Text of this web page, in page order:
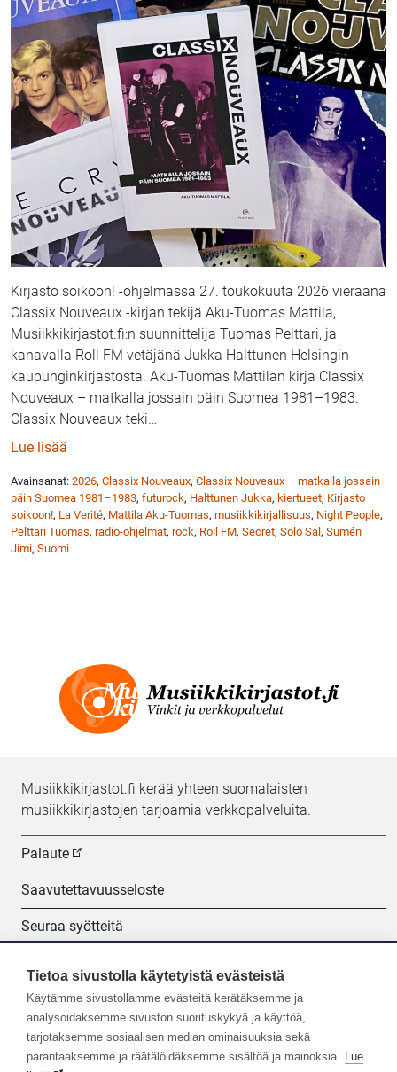
Kirjasto soikoon! -ohjelmassa 27. toukokuuta 2026 vieraana
Classix Nouveaux -kirjan tekijä Aku-Tuomas Mattila,
Musiikkikirjastot.fi:n suunnittelija Tuomas Pelttari, ja
kanavalla Roll FM vetäjänä Jukka Halttunen Helsingin
kaupunginkirjastosta. Aku-Tuomas Mattilan kirja Classix
Nouveaux – matkalla jossain päin Suomea 1981–1983.
Classix Nouveaux teki…
Lue lisää
Avainsanat: 2026, Classix Nouveaux, Classix Nouveaux – matkalla jossain
päin Suomea 1981–1983, futurock, Halttunen Jukka, kiertueet, Kirjasto
soikoon!, La Verité, Mattila Aku-Tuomas, musiikkikirjallisuus, Night People,
Pelttari Tuomas, radio-ohjelmat, rock, Roll FM, Secret, Solo Sal , Sumén
Jimi, Suomi
Musiikkikirjastot.fi kerää yhteen suomalaisten
musiikkikirjastojen tarjoamia verkkopalveluita.
Palaute
Saavutettavuusseloste
Seuraa syötteitä
Seuraa meitä:
Tietoa sivustolla käytetyistä evästeistä
Käytämme sivustollamme evästeitä kerätäksemme ja
analysoidaksemme sivuston suorituskykyä ja käyttöä,
tarjotaksemme sosiaalisen median ominaisuuksia sekä
parantaaksemme ja räätälöidäksemme sisältöä ja mainoksia. Lue